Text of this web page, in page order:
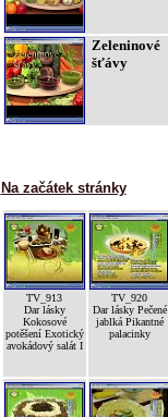
Zeleninové
šťávy
Na začátek stránky
TV_913
Dar lásky
Kokosové
potěšení Exotický
avokádový salát I
TV_920
Dar lásky Pečené
jablká Pikantné
palacinky